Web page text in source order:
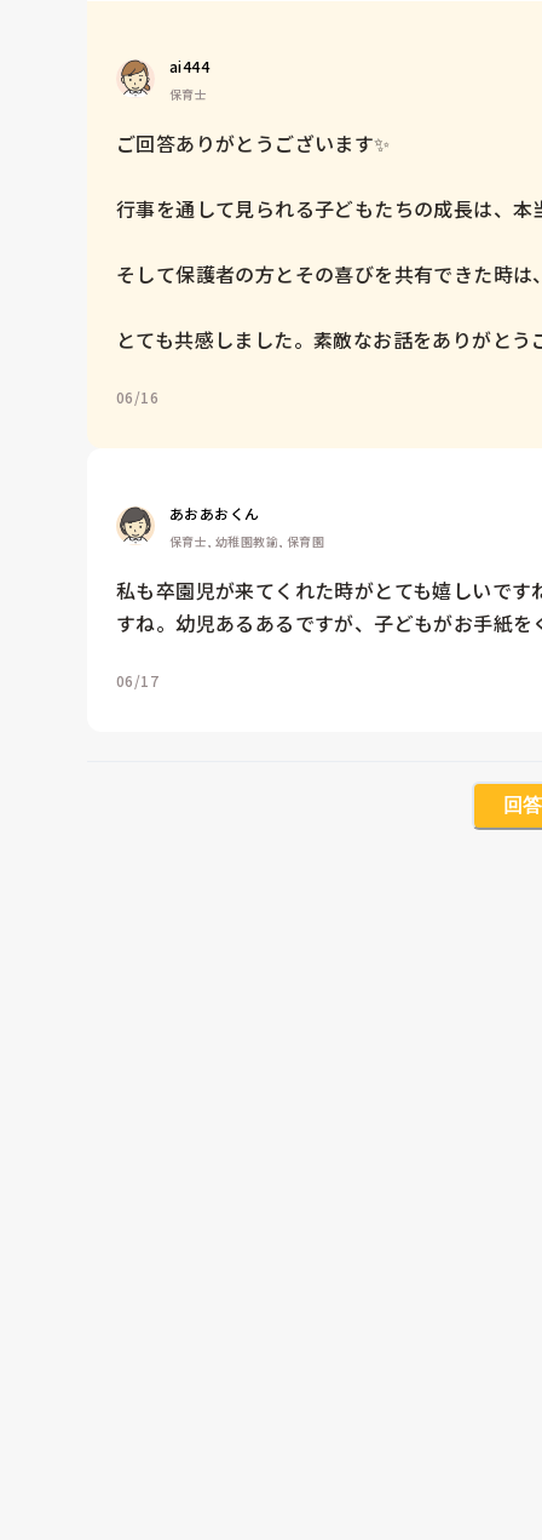
ai444
保育士
ご回答ありがとうございます✨
行事を通して見られる子どもたちの成長は、
そして保護者の方とその喜びを共有できた時
とても共感しました。素敵なお話をありがとう
06/16
あおあおくん
保育士, 幼稚園教諭, 保育園
私も卒園児が来てくれた時がとても嬉しいで
すね。幼児あるあるですが、子どもがお手紙を
06/17
回